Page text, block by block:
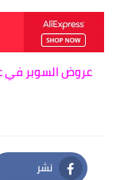
عروض السوبر في
نشر